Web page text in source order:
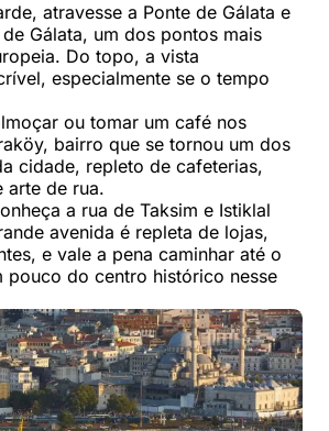
atravesse a Ponte de Gálata e
Gálata, um dos pontos mais
Do topo, a vista
especialmente se o tempo
ou tomar um café nos
bairro que se tornou um dos
cidade, repleto de cafeterias,
arte de rua.
a rua de Taksim e Istiklal
avenida é repleta de lojas,
e vale a pena caminhar até o
pouco do centro histórico nesse